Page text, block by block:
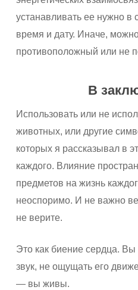
устанавливать ее нужно в
время и дату. Иначе,
противоположный или не
В
Использовать или не
животных, или другие
которых я рассказывал в
каждого. Влияние
предметов на жизнь
неоспоримо. И не важно
не верите.
Это как биение сердца.
звук, не ощущать его
— вы живы.